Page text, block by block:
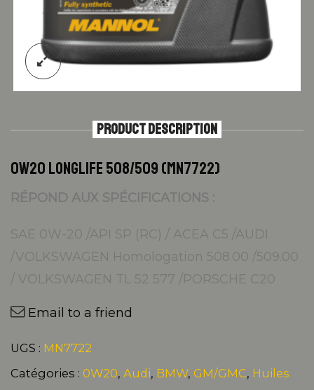
PRODUCT DESCRIPTION
0W20 LONGLIFE 508/509 (MN7722)
RÉPOND AUX SPÉCIFICATIONS :
SAE 0W-20 /API SP (RC) / ACEA C5 /AUDI
/VOLKSWAGEN Homologation 508.00 /509.00
/ VOLKSWAGEN TL 52 577 /PORSCHE C20
Email to a friend
UGS : MN7722
Catégories : 0W20, Audi, BMW, GM/GMC, Huiles